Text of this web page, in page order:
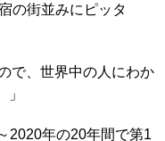
の街並みにピッタ
で、世界中の人にわか
2020年の20年間で第1